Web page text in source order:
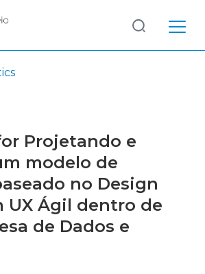
Projetando e
modelo de
no Design
UX Ágil dentro de
de Dados e